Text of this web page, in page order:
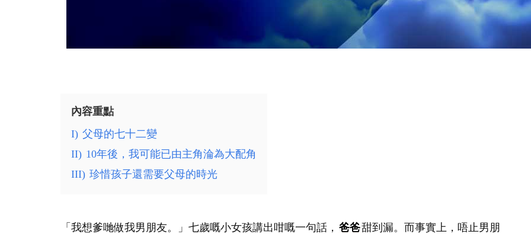
內容重點
I) 父母的七十二變
II) 10年後，我可能已由主角淪為大配角
III) 珍惜孩子還需要父母的時光
「我想爹哋做我男朋友。」七歲嘅小女孩講出咁嘅一句話， 爸爸甜到漏。而事實上，唔止男朋